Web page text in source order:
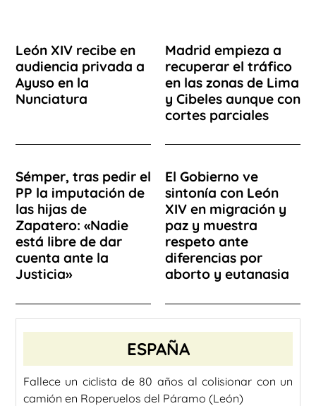
León XIV recibe en
audiencia privada a
Ayuso en la
Nunciatura
Madrid empieza a
recuperar el tráfico
en las zonas de Lima
y Cibeles aunque con
cortes parciales
Sémper, tras pedir el
PP la imputación de
las hijas de
Zapatero: «Nadie
está libre de dar
cuenta ante la
Justicia»
El Gobierno ve
sintonía con León
XIV en migración y
paz y muestra
respeto ante
diferencias por
aborto y eutanasia
ESPAÑA
Fallece un ciclista de 80 años al colisionar con un
camión en Roperuelos del Páramo (León)